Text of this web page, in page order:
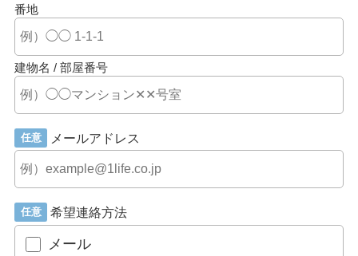
番地
建物名 / 部屋番号
任意 メールアドレス
任意 希望連絡方法
メール